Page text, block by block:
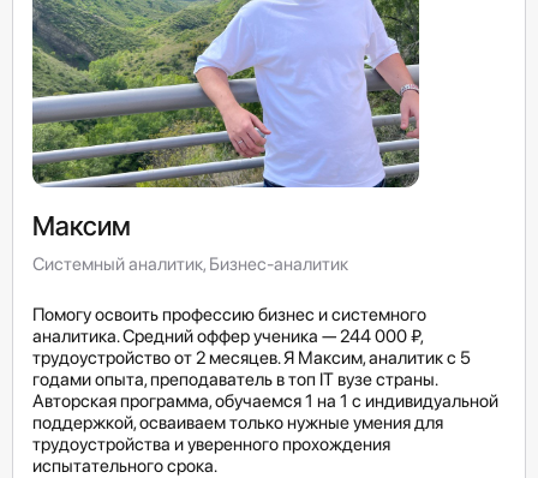
Максим
Системный аналитик, Бизнес-аналитик
Помогу освоить профессию бизнес и системного
аналитика. Средний оффер ученика — 244 000 ₽,
трудоустройство от 2 месяцев. Я Максим, аналитик с 5
годами опыта, преподаватель в топ IT вузе страны.
Авторская программа, обучаемся 1 на 1 с индивидуальной
поддержкой, осваиваем только нужные умения для
трудоустройства и уверенного прохождения
испытательного срока.